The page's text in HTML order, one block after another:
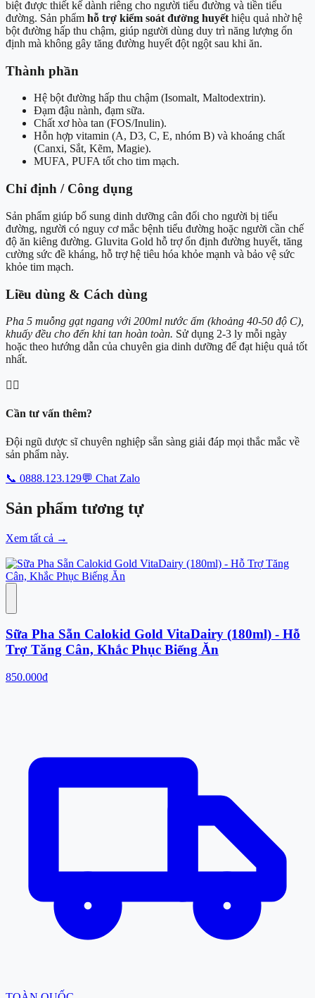
biệt được thiết kế dành riêng cho người tiểu đường và tiền tiểu
đường. Sản phẩm hỗ trợ kiểm soát đường huyết hiệu quả nhờ hệ
bột đường hấp thu chậm, giúp người dùng duy trì năng lượng ổn
định mà không gây tăng đường huyết đột ngột sau khi ăn.
Thành phần
Hệ bột đường hấp thu chậm (Isomalt, Maltodextrin).
Đạm đậu nành, đạm sữa.
Chất xơ hòa tan (FOS/Inulin).
Hỗn hợp vitamin (A, D3, C, E, nhóm B) và khoáng chất
(Canxi, Sắt, Kẽm, Magie).
MUFA, PUFA tốt cho tim mạch.
Chỉ định / Công dụng
Sản phẩm giúp bổ sung dinh dưỡng cân đối cho người bị tiểu
đường, người có nguy cơ mắc bệnh tiểu đường hoặc người cần chế
độ ăn kiêng đường. Gluvita Gold hỗ trợ ổn định đường huyết, tăng
cường sức đề kháng, hỗ trợ hệ tiêu hóa khỏe mạnh và bảo vệ sức
khỏe tim mạch.
Liều dùng & Cách dùng
Pha 5 muỗng gạt ngang với 200ml nước ấm (khoảng 40-50 độ C),
khuấy đều cho đến khi tan hoàn toàn. Sử dụng 2-3 ly mỗi ngày
hoặc theo hướng dẫn của chuyên gia dinh dưỡng để đạt hiệu quả tốt
nhất.
👨‍⚕️
Cần tư vấn thêm?
Đội ngũ dược sĩ chuyên nghiệp sẵn sàng giải đáp mọi thắc mắc về
sản phẩm này.
📞 0888.123.129💬 Chat Zalo
Sản phẩm tương tự
Xem tất cả →
Sữa Pha Sẵn Calokid Gold VitaDairy (180ml) - Hỗ
Trợ Tăng Cân, Khắc Phục Biếng Ăn
850.000đ